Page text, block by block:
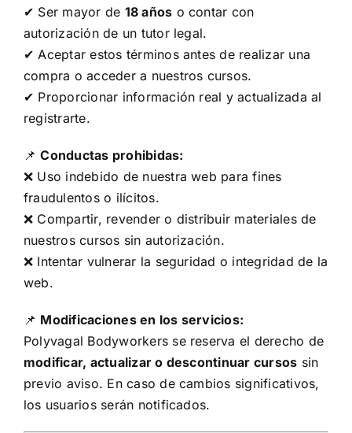
✔ Ser mayor de 18 años o contar con
autorización de un tutor legal.
✔ Aceptar estos términos antes de realizar una
compra o acceder a nuestros cursos.
✔ Proporcionar información real y actualizada al
registrarte.
📌Conductas prohibidas:
❌ Uso indebido de nuestra web para fines
fraudulentos o ilícitos.
❌ Compartir, revender o distribuir materiales de
nuestros cursos sin autorización.
❌ Intentar vulnerar la seguridad o integridad de la
web.
📌 Modificaciones en los servicios:
Polyvagal Bodyworkers se reserva el derecho de
modificar, actualizar o descontinuar cursos sin
previo aviso. En caso de cambios significativos,
los usuarios serán notificados.